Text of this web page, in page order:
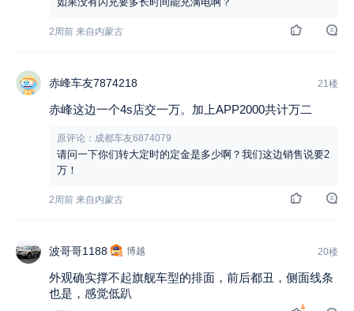
2周前 来自内蒙古
赤峰车友7874218 21楼
赤峰这边一个4s店交一万。加上APP2000共计万二
原评论：成都车友6874079
请问一下你们转大定时的定金是多少啊？我们这边销售说要2
万！
2周前 来自内蒙古
波哥哥1188 博越 20楼
外观确实撑不起旗舰车型的排面，前后都丑，侧面线条
也是，感觉低趴
4